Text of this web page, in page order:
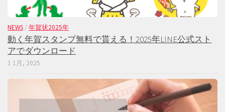
NEWS / 年賀状2025年
動く年賀スタンプ無料で貰える！2025年LINE公式スト
アでダウンロード
1 1月, 2025